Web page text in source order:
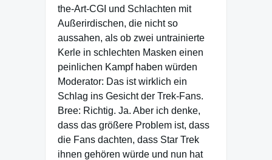
the-Art-CGI und Schlachten mit
Außerirdischen, die nicht so
aussahen, als ob zwei untrainierte
Kerle in schlechten Masken einen
peinlichen Kampf haben würden
Moderator: Das ist wirklich ein
Schlag ins Gesicht der Trek-Fans.
Bree: Richtig. Ja. Aber ich denke,
dass das größere Problem ist, dass
die Fans dachten, dass Star Trek
ihnen gehören würde und nun hat